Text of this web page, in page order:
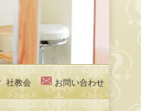
社教会 お問い合わせ